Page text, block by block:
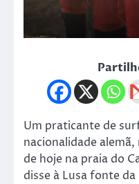
Um praticante de
nacionalidade
de hoje na praia do
disse à Lusa fonte